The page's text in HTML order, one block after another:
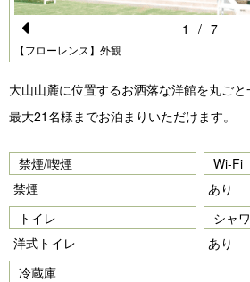
Pr
e
vi
o
u
s
【フローレンス】外観
1 / 7
大山山麓に位置するお洒落な洋館を丸ごと
最大21名様までお泊まりいただけます。
禁煙/喫煙
禁煙
Wi-Fi
あり
トイレ
洋式トイレ
シャ
あり
冷蔵庫